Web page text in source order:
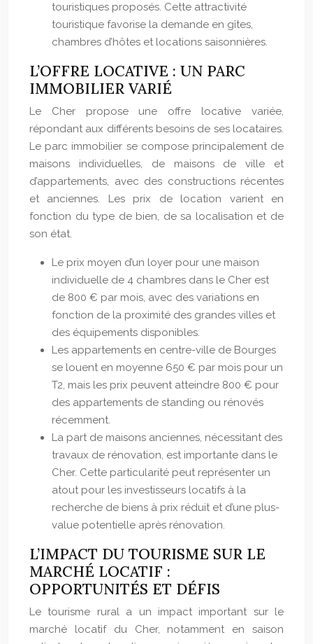
touristiques proposés. Cette attractivité
touristique favorise la demande en gîtes,
chambres d’hôtes et locations saisonnières.
L’OFFRE LOCATIVE : UN PARC
IMMOBILIER VARIÉ
Le Cher propose une offre locative variée,
répondant aux différents besoins de ses locataires.
Le parc immobilier se compose principalement de
maisons individuelles, de maisons de ville et
d’appartements, avec des constructions récentes
et anciennes. Les prix de location varient en
fonction du type de bien, de sa localisation et de
son état.
Le prix moyen d’un loyer pour une maison
individuelle de 4 chambres dans le Cher est
de 800 € par mois, avec des variations en
fonction de la proximité des grandes villes et
des équipements disponibles.
Les appartements en centre-ville de Bourges
se louent en moyenne 650 € par mois pour un
T2, mais les prix peuvent atteindre 800 € pour
des appartements de standing ou rénovés
récemment.
La part de maisons anciennes, nécessitant des
travaux de rénovation, est importante dans le
Cher. Cette particularité peut représenter un
atout pour les investisseurs locatifs à la
recherche de biens à prix réduit et d’une plus-
value potentielle après rénovation.
L’IMPACT DU TOURISME SUR LE
MARCHÉ LOCATIF :
OPPORTUNITÉS ET DÉFIS
Le tourisme rural a un impact important sur le
marché locatif du Cher, notamment en saison